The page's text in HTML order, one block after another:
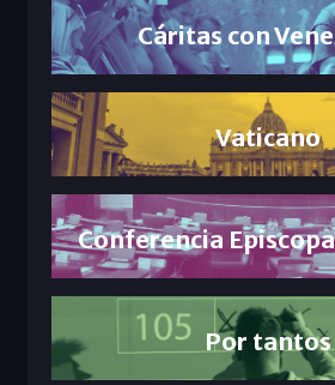
Cáritas con
Vaticano
Conferencia
Por tantos